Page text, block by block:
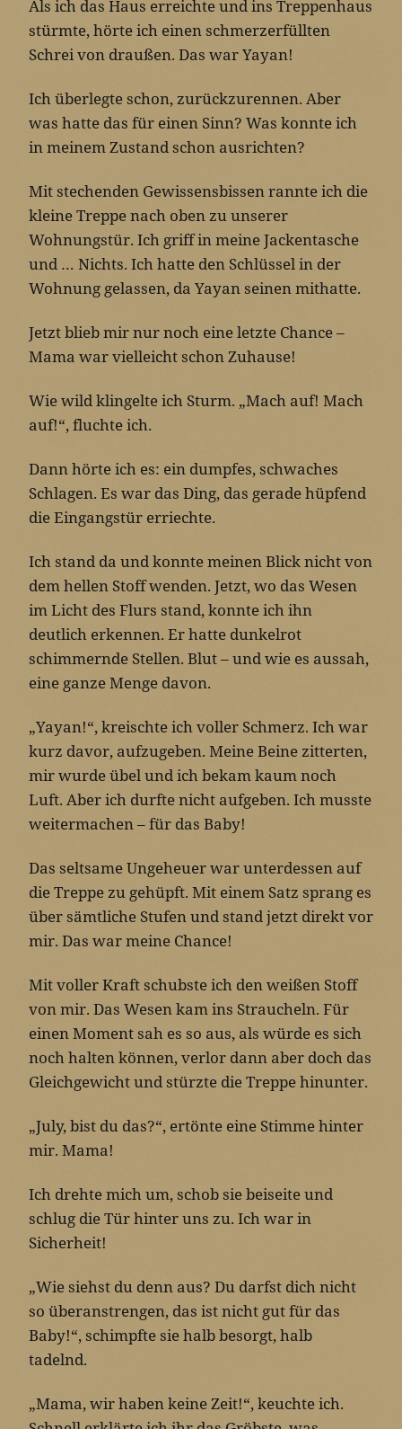
Als ich das Haus erreichte und ins Treppenhaus
stürmte, hörte ich einen schmerzerfüllten
Schrei von draußen. Das war Yayan!
Ich überlegte schon, zurückzurennen. Aber
was hatte das für einen Sinn? Was konnte ich
in meinem Zustand schon ausrichten?
Mit stechenden Gewissensbissen rannte ich die
kleine Treppe nach oben zu unserer
Wohnungstür. Ich griff in meine Jackentasche
und … Nichts. Ich hatte den Schlüssel in der
Wohnung gelassen, da Yayan seinen mithatte.
Jetzt blieb mir nur noch eine letzte Chance –
Mama war vielleicht schon Zuhause!
Wie wild klingelte ich Sturm. „Mach auf! Mach
auf!“, fluchte ich.
Dann hörte ich es: ein dumpfes, schwaches
Schlagen. Es war das Ding, das gerade hüpfend
die Eingangstür erriechte.
Ich stand da und konnte meinen Blick nicht von
dem hellen Stoff wenden. Jetzt, wo das Wesen
im Licht des Flurs stand, konnte ich ihn
deutlich erkennen. Er hatte dunkelrot
schimmernde Stellen. Blut – und wie es aussah,
eine ganze Menge davon.
„Yayan!“, kreischte ich voller Schmerz. Ich war
kurz davor, aufzugeben. Meine Beine zitterten,
mir wurde übel und ich bekam kaum noch
Luft. Aber ich durfte nicht aufgeben. Ich musste
weitermachen – für das Baby!
Das seltsame Ungeheuer war unterdessen auf
die Treppe zu gehüpft. Mit einem Satz sprang es
über sämtliche Stufen und stand jetzt direkt vor
mir. Das war meine Chance!
Mit voller Kraft schubste ich den weißen Stoff
von mir. Das Wesen kam ins Straucheln. Für
einen Moment sah es so aus, als würde es sich
noch halten können, verlor dann aber doch das
Gleichgewicht und stürzte die Treppe hinunter.
„July, bist du das?“, ertönte eine Stimme hinter
mir. Mama!
Ich drehte mich um, schob sie beiseite und
schlug die Tür hinter uns zu. Ich war in
Sicherheit!
„Wie siehst du denn aus? Du darfst dich nicht
so überanstrengen, das ist nicht gut für das
Baby!“, schimpfte sie halb besorgt, halb
tadelnd.
„Mama, wir haben keine Zeit!“, keuchte ich.